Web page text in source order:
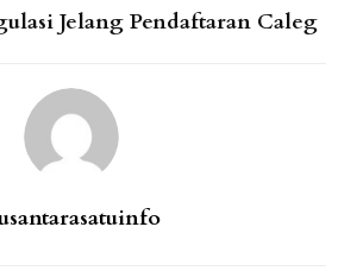
Jelang Pendaftaran Caleg